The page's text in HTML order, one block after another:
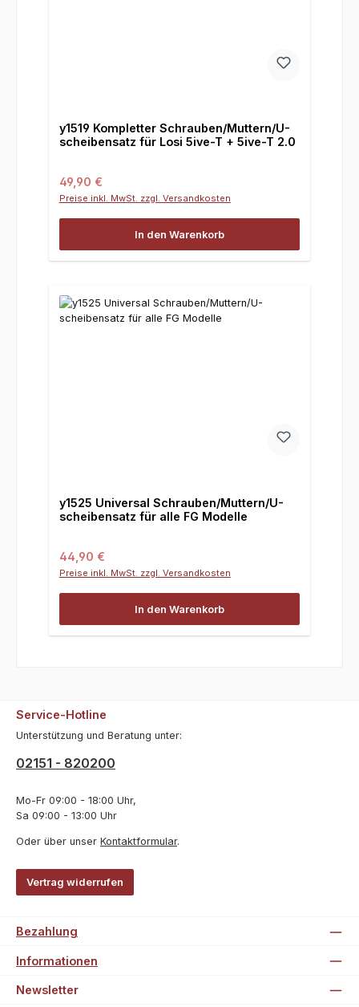
y1519 Kompletter Schrauben/Muttern/U-
scheibensatz für Losi 5ive-T + 5ive-T 2.0
Regulärer Preis:
49,90 €
Preise inkl. MwSt. zzgl. Versandkosten
In den Warenkorb
y1525 Universal Schrauben/Muttern/U-
scheibensatz für alle FG Modelle
Regulärer Preis:
44,90 €
Preise inkl. MwSt. zzgl. Versandkosten
In den Warenkorb
Service-Hotline
Unterstützung und Beratung unter:
02151 - 820200
Mo-Fr 09:00 - 18:00 Uhr,
Sa 09:00 - 13:00 Uhr
Oder über unser Kontaktformular.
Vertrag widerrufen
Bezahlung
Informationen
Newsletter